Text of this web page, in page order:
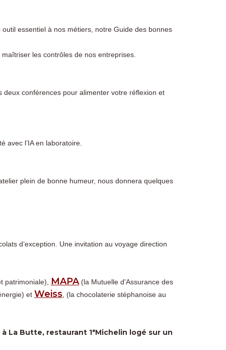
essentiel à nos métiers, notre Guide des bonnes
les contrôles de nos entreprises.
deux conférences pour alimenter votre réflexion et
avec l’IA en laboratoire.
plein de bonne humeur, nous donnera quelques
d’exception. Une invitation au voyage direction
patrimoniale), MAPA (la Mutuelle d'Assurance des
et Weiss , (la chocolaterie stéphanoise au
La Butte, restaurant 1*Michelin logé sur un